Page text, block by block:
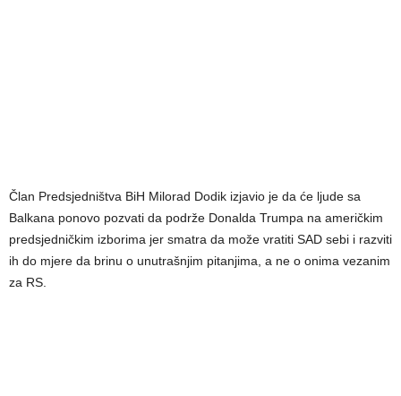
Član Predsjedništva BiH Milorad Dodik izjavio je da će ljude sa
Balkana ponovo pozvati da podrže Donalda Trumpa na američkim
predsjedničkim izborima jer smatra da može vratiti SAD sebi i razviti
ih do mjere da brinu o unutrašnjim pitanjima, a ne o onima vezanim
za RS.